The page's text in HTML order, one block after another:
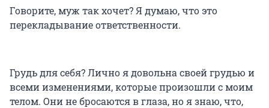
Говорите, муж так хочет? Я думаю, что это
перекладывание ответственности.
Грудь для себя? Лично я довольна своей грудью и
всеми изменениями, которые произошли с моим
телом. Они не бросаются в глаза, но я знаю, что,